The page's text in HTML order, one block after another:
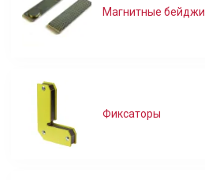
Магнитные бейджи
Фиксаторы